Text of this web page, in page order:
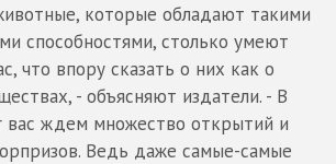
которые обладают такими
способностями, столько умеют
что впору сказать о них как о
- объясняют издатели. - В
вас ждем множество открытий и
Ведь даже самые-самые